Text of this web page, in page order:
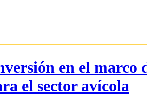
en el marco
el sector avícola